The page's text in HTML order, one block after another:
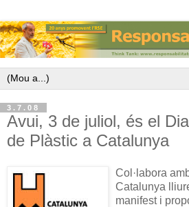
3.7.08
Avui, 3 de juliol, és el
de Plàstic a Catalunya
Col·labora
Catalunya
manifest i